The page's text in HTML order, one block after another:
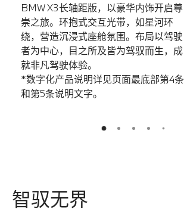
BMW X3长轴距版，以豪华内饰开启尊
崇之旅。环抱式交互光带，如星河环
绕，营造沉浸式座舱氛围。布局以驾驶
者为中心，目之所及皆为驾驭而生，成
就非凡驾驶体验。
*数字化产品说明详见页面最底部第4条
和第5条说明文字。
1 2 3 4 5
智驭无界